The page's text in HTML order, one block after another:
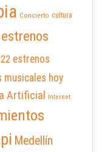
Concierto cultura
estrenos
estrenos
musicales hoy
Artificial Internet
Medellín